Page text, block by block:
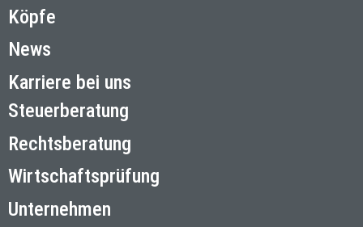
Köpfe
News
Karriere bei uns
Steuerberatung
Rechtsberatung
Wirtschaftsprüfung
Unternehmen